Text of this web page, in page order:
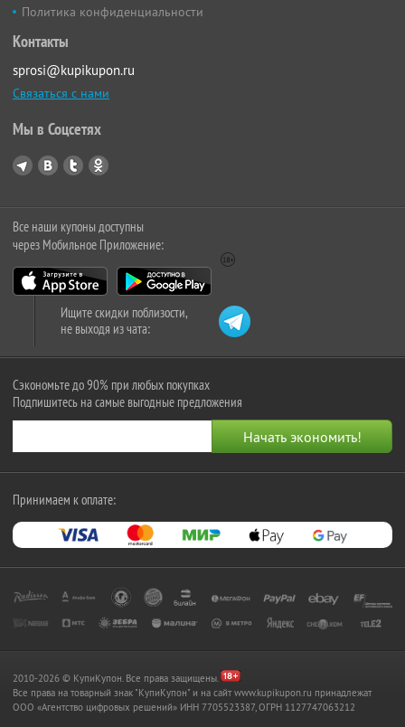
Политика конфиденциальности
Контакты
sprosi@kupikupon.ru
Связаться с нами
Мы в Соцсетях
Все наши купоны доступны
через Мобильное Приложение:
Ищите скидки поблизости,
не выходя из чата:
Сэкономьте до 90% при любых покупках
Подпишитесь на самые выгодные предложения
Принимаем к оплате:
2010-2026 © КупиКупон. Все права защищены.
Все права на товарный знак "КупиКупон" и на сайт www.kupikupon.ru принадлежат
OOO «Агентство цифровых решений» ИНН 7705523387, ОГРН 1127747063212